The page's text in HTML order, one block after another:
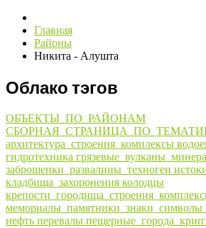
Главная
Районы
Никита - Алушта
Облако тэгов
ОБЪЕКТЫ_ПО_РАЙОНАМ
архитектура_строения_комплексы
гидротехника
заброшенки_развалины_техноген
кладбища_захоронения колодцы
мемориалы_памятники_знаки_символы
нефть перевалы